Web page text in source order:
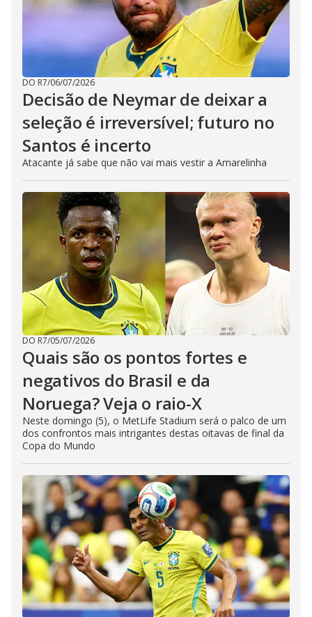
DO R7/06/07/2026
Decisão de Neymar de deixar a
seleção é irreversível; futuro no
Santos é incerto
Atacante já sabe que não vai mais vestir a Amarelinha
DO R7/05/07/2026
Quais são os pontos fortes e
negativos do Brasil e da
Noruega? Veja o raio-X
Neste domingo (5), o MetLife Stadium será o palco de um
dos confrontos mais intrigantes destas oitavas de final da
Copa do Mundo